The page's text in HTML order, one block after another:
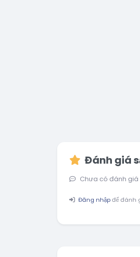
Đánh giá
Chưa có đánh
Đăng nhậpđể đánh